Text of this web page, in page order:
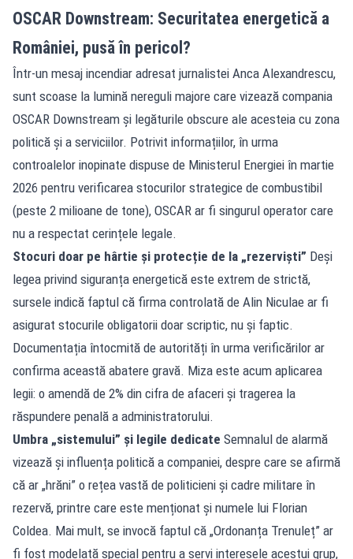
OSCAR Downstream: Securitatea energetică a
României, pusă în pericol?
Într-un mesaj incendiar adresat jurnalistei Anca Alexandrescu,
sunt scoase la lumină nereguli majore care vizează compania
OSCAR Downstream și legăturile obscure ale acesteia cu zona
politică și a serviciilor. Potrivit informațiilor, în urma
controalelor inopinate dispuse de Ministerul Energiei în martie
2026 pentru verificarea stocurilor strategice de combustibil
(peste 2 milioane de tone), OSCAR ar fi singurul operator care
nu a respectat cerințele legale.
Stocuri doar pe hârtie și protecție de la „rezerviști” Deși
legea privind siguranța energetică este extrem de strictă,
sursele indică faptul că firma controlată de Alin Niculae ar fi
asigurat stocurile obligatorii doar scriptic, nu și faptic.
Documentația întocmită de autorități în urma verificărilor ar
confirma această abatere gravă. Miza este acum aplicarea
legii: o amendă de 2% din cifra de afaceri și tragerea la
răspundere penală a administratorului.
Umbra „sistemului” și legile dedicate Semnalul de alarmă
vizează și influența politică a companiei, despre care se afirmă
că ar „hrăni” o rețea vastă de politicieni și cadre militare în
rezervă, printre care este menționat și numele lui Florian
Coldea. Mai mult, se invocă faptul că „Ordonanța Trenuleț” ar
fi fost modelată special pentru a servi interesele acestui grup,